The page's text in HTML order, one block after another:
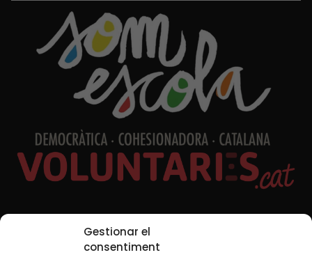
Gestionar el
consentiment
Xarxes Socials